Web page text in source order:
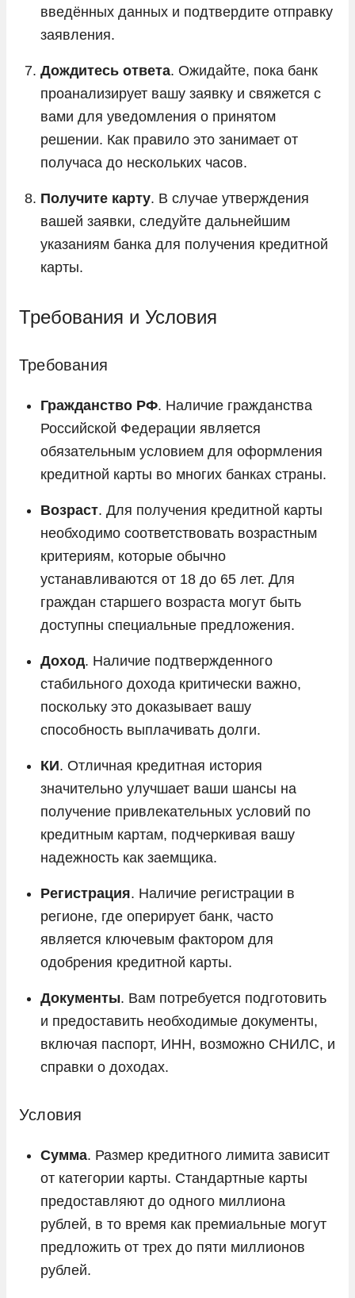
введённых данных и подтвердите отправку
заявления.
Дождитесь ответа. Ожидайте, пока банк
проанализирует вашу заявку и свяжется с
вами для уведомления о принятом
решении. Как правило это занимает от
получаса до нескольких часов.
Получите карту. В случае утверждения
вашей заявки, следуйте дальнейшим
указаниям банка для получения кредитной
карты.
Требования и Условия
Требования
Гражданство РФ. Наличие гражданства
Российской Федерации является
обязательным условием для оформления
кредитной карты во многих банках страны.
Возраст. Для получения кредитной карты
необходимо соответствовать возрастным
критериям, которые обычно
устанавливаются от 18 до 65 лет. Для
граждан старшего возраста могут быть
доступны специальные предложения.
Доход. Наличие подтвержденного
стабильного дохода критически важно,
поскольку это доказывает вашу
способность выплачивать долги.
КИ. Отличная кредитная история
значительно улучшает ваши шансы на
получение привлекательных условий по
кредитным картам, подчеркивая вашу
надежность как заемщика.
Регистрация. Наличие регистрации в
регионе, где оперирует банк, часто
является ключевым фактором для
одобрения кредитной карты.
Документы. Вам потребуется подготовить
и предоставить необходимые документы,
включая паспорт, ИНН, возможно СНИЛС, и
справки о доходах.
Условия
Сумма. Размер кредитного лимита зависит
от категории карты. Стандартные карты
предоставляют до одного миллиона
рублей, в то время как премиальные могут
предложить от трех до пяти миллионов
рублей.